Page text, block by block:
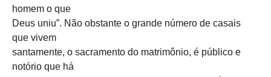
homem o que
Deus uniu”. Não obstante o grande número de casais
que vivem
santamente, o sacramento do matrimônio, é público e
notório que há